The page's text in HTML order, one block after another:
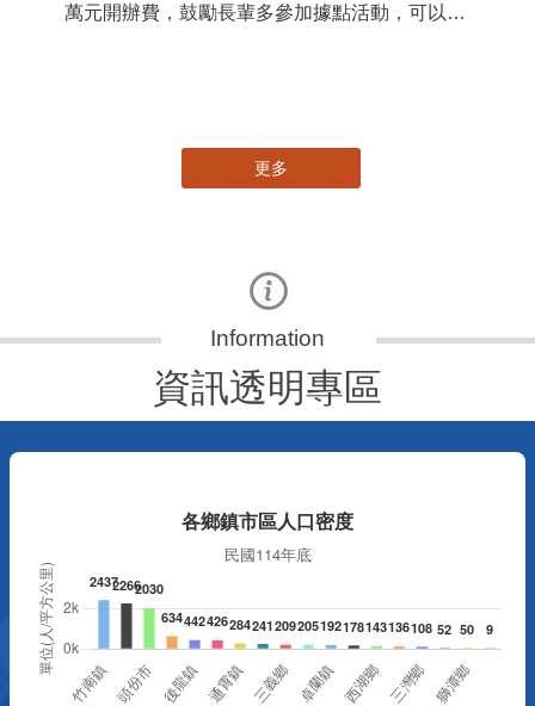
萬元開辦費，鼓勵長輩多參加據點活動，可以更
更多
資訊透明專區